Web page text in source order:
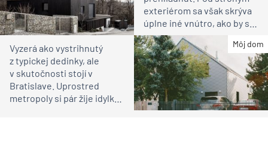
exteriérom sa však skrýva
úplne iné vnútro, ako by ste
čakali
Môj dom
Vyzerá ako vystrihnutý
z typickej dedinky, ale
v skutočnosti stojí v
Bratislave. Uprostred
metropoly si pár žije idylku